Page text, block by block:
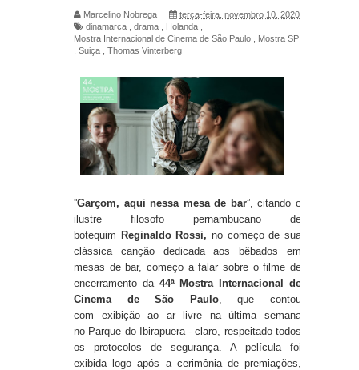
Marcelino Nobrega
terça-feira, novembro 10, 2020
dinamarca
drama Holanda
Mostra Internacional de Cinema de São Paulo
Mostra SP
Suiça Thomas Vinterberg
''Garçom, aqui nessa mesa de bar”, citando o
ilustre filosofo pernambucano de
botequim Reginaldo Rossi,no começo de sua
clássica canção dedicada aos bêbados em
mesas de bar, começo a falar sobre o filme de
encerramento da 44ª Mostra Internacional de
Cinema de São Paulo, que contou
com exibição ao ar livre na última semana
no Parque do Ibirapuera - claro, respeitado todos
os protocolos de segurança. A película foi
exibida logo após a cerimônia de premiações,